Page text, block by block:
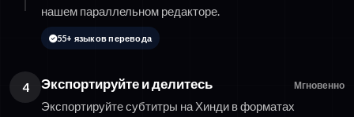
нашем параллельном редакторе.
55+ языков перевода
4 Экспортируйте и делитесь Мгновенно
Экспортируйте субтитры на Хинди в форматах